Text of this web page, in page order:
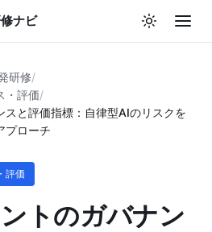
ナビ
研修/
・評価/
と評価指標：自律型AIのリスクを
プローチ
評価
トのガバナン